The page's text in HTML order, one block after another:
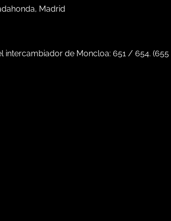
Madrid
intercambiador de Moncloa: 651 / 654. (655